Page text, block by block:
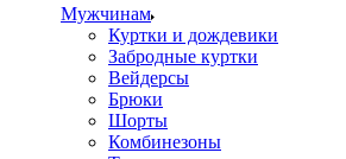
Мужчинам
Куртки и дождевики
Забродные куртки
Вейдерсы
Брюки
Шорты
Комбинезоны